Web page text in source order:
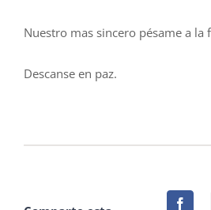
Nuestro mas sincero pésame a la
Descanse en paz.